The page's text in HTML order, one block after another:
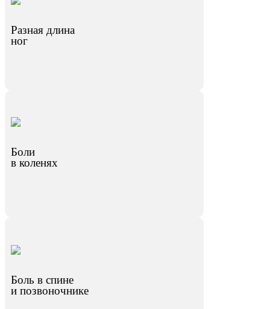
Разная длина
ног
Боли
в коленях
Боль в спине
и позвоночнике